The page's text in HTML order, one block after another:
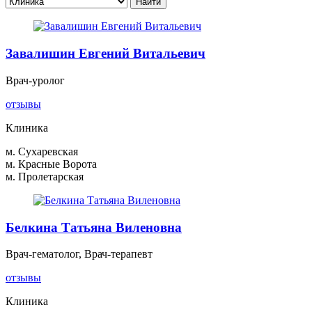
Завалишин Евгений Витальевич
Врач-уролог
отзывы
Клиника
м. Сухаревская
м. Красные Ворота
м. Пролетарская
Белкина Татьяна Виленовна
Врач-гематолог, Врач-терапевт
отзывы
Клиника